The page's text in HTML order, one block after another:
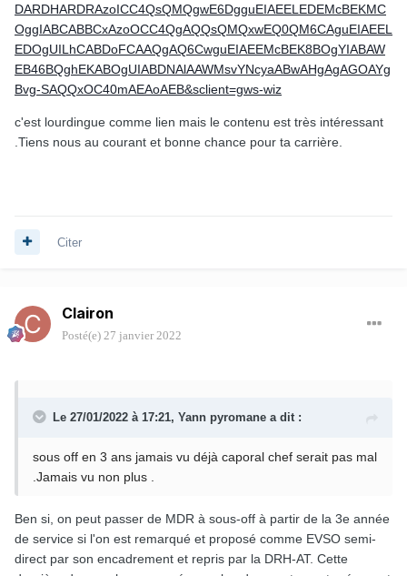
DARDHARDRAzoICC4QsQMQgwE6DgguEIAEELEDEMcBEKMC
OggIABCABBCxAzoOCC4QgAQQsQMQxwEQ0QM6CAguEIAEEL
EDOgUILhCABDoFCAAQgAQ6CwguEIAEEMcBEK8BOgYIABAW
EB46BQghEKABOgUIABDNAlAAWMsvYNcyaABwAHgAgAGOAYg
Bvg-SAQQxOC40mAEAoAEB&sclient=gws-wiz
c'est lourdingue comme lien mais le contenu est très intéressant
.Tiens nous au courant et bonne chance pour ta carrière.
Citer
Clairon
Posté(e) 27 janvier 2022
Le 27/01/2022 à 17:21, Yann pyromane a dit :
sous off en 3 ans jamais vu déjà caporal chef serait pas mal
.Jamais vu non plus .
Ben si, on peut passer de MDR à sous-off à partir de la 3e année
de service si l'on est remarqué et proposé comme EVSO semi-
direct par son encadrement et repris par la DRH-AT. Cette